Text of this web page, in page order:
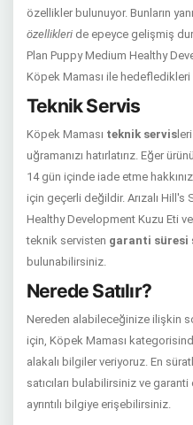
özellikler bulunuyor. Bunların
özellikleri de epeyce gelişmiş
Plan Puppy Medium Healthy
Köpek Maması ile
Teknik Servis
Köpek Maması teknik servis
uğramanızı hatırlatırız. Eğer
14 gün içinde iade etme
için geçerli değildir. Arızalı Hill's
Healthy Development Kuzu Eti
teknik servisten garanti süresi
bulunabilirsiniz.
Nerede Satılır?
Nereden alabileceğinize ilişkin
için, Köpek Maması
alakalı bilgiler veriyoruz. En
satıcıları bulabilirsiniz ve
ayrıntılı bilgiye erişebilirsiniz.